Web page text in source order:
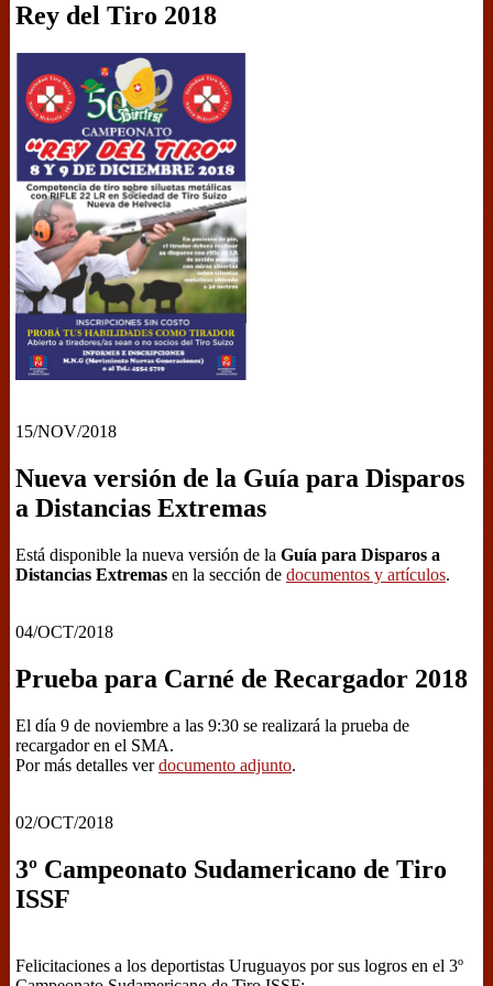
Rey del Tiro 2018
15/NOV/2018
Nueva versión de la Guía para Disparos
a Distancias Extremas
Está disponible la nueva versión de la Guía para Disparos a
Distancias Extremas en la sección de documentos y artículos.
04/OCT/2018
Prueba para Carné de Recargador 2018
El día 9 de noviembre a las 9:30 se realizará la prueba de
recargador en el SMA.
Por más detalles verdocumento adjunto.
02/OCT/2018
3º Campeonato Sudamericano de Tiro
ISSF
Felicitaciones a los deportistas Uruguayos por sus logros en el 3º